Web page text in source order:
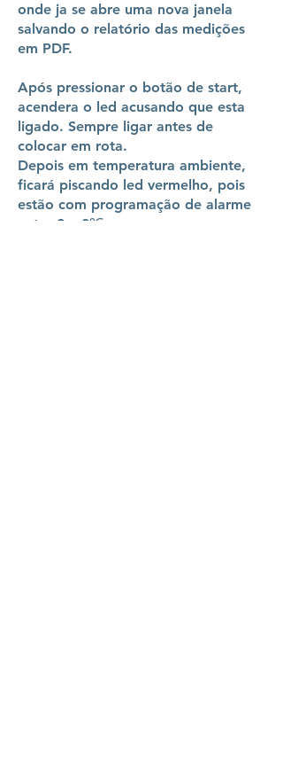
onde ja se abre uma nova janela
salvando o relatório das medições
em PDF.
Após pressionar o botão de start,
acendera o led acusando que esta
ligado. Sempre ligar antes de
colocar em rota.
Depois em temperatura ambiente,
ficará piscando led vermelho, pois
estão com programação de alarme
entre 2 a 8℃